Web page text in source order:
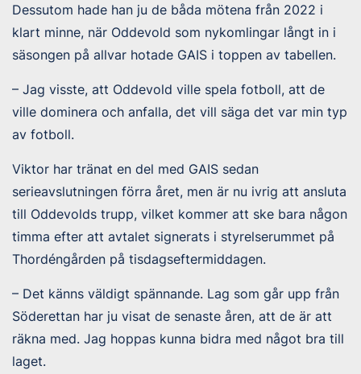
Dessutom hade han ju de båda mötena från 2022 i
klart minne, när Oddevold som nykomlingar långt in i
säsongen på allvar hotade GAIS i toppen av tabellen.
– Jag visste, att Oddevold ville spela fotboll, att de
ville dominera och anfalla, det vill säga det var min typ
av fotboll.
Viktor har tränat en del med GAIS sedan
serieavslutningen förra året, men är nu ivrig att ansluta
till Oddevolds trupp, vilket kommer att ske bara någon
timma efter att avtalet signerats i styrelserummet på
Thordéngården på tisdagseftermiddagen.
– Det känns väldigt spännande. Lag som går upp från
Söderettan har ju visat de senaste åren, att de är att
räkna med. Jag hoppas kunna bidra med något bra till
laget.